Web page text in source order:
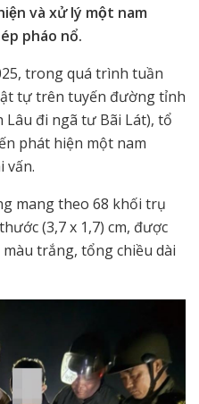
và xử lý một nam
pháo nổ.
trong quá trình tuần
tự trên tuyến đường tỉnh
đi ngã tư Bãi Lát), tổ
phát hiện một nam
vấn.
mang theo 68 khối trụ
(3,7 x 1,7) cm, được
trắng, tổng chiều dài